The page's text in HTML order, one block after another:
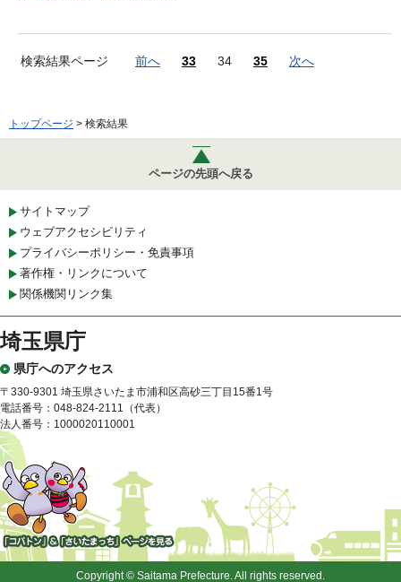
検索結果ページ 前へ 33 34 35 次へ
トップページ > 検索結果
ページの先頭へ戻る
サイトマップ
ウェブアクセシビリティ
プライバシーポリシー・免責事項
著作権・リンクについて
関係機関リンク集
埼玉県庁
県庁へのアクセス
〒330-9301 埼玉県さいたま市浦和区高砂三丁目15番1号
電話番号：048-824-2111（代表）
法人番号：1000020110001
「コバトン」&「さいたまっ
Copyright © Saitama Prefecture. All rights reserved.